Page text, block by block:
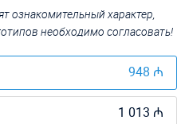
ознакомительный характер,
необходимо согласовать!
948 ₼
1 013 ₼